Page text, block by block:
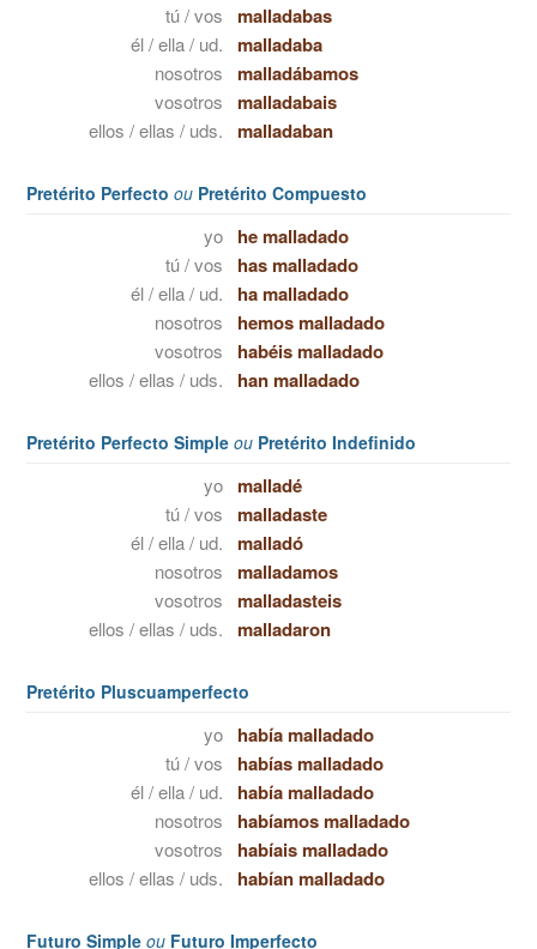
tú / vos malladabas
él / ella / ud. malladaba
nosotros malladábamos
vosotros malladabais
ellos / ellas / uds. malladaban
Pretérito Perfecto ou Pretérito Compuesto
yo he malladado
tú / vos has malladado
él / ella / ud. ha malladado
nosotros hemos malladado
vosotros habéis malladado
ellos / ellas / uds. han malladado
Pretérito Perfecto Simple ou Pretérito Indefinido
yo malladé
tú / vos malladaste
él / ella / ud. malladó
nosotros malladamos
vosotros malladasteis
ellos / ellas / uds. malladaron
Pretérito Pluscuamperfecto
yo había malladado
tú / vos habías malladado
él / ella / ud. había malladado
nosotros habíamos malladado
vosotros habíais malladado
ellos / ellas / uds. habían malladado
Futuro Simple ou Futuro Imperfecto